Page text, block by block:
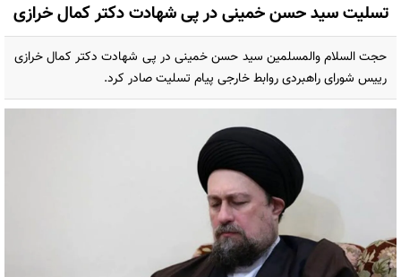
تسلیت سید حسن خمینی در پی شهادت دکتر کمال خرازی
حجت السلام والمسلمین سید حسن خمینی در پی شهادت دکتر کمال خرازی
رییس شورای راهبردی روابط خارجی پیام تسلیت صادر کرد.